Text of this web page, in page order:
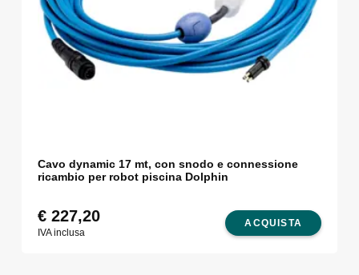
Cavo dynamic 17 mt, con snodo e connessione
ricambio per robot piscina Dolphin
ACQUISTA
€227,20
IVA inclusa